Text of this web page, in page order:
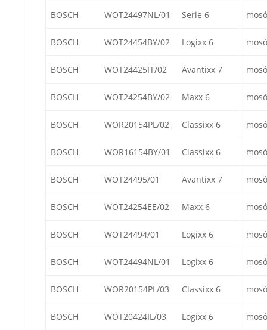
BOSCH WOT24497NL/01 Serie 6
BOSCH WOT24454BY/02 Logixx 6
BOSCH WOT24425IT/02 Avantixx 7
BOSCH WOT24254BY/02 Maxx 6
BOSCH WOR20154PL/02 Classixx 6
BOSCH WOR16154BY/01 Classixx 6
BOSCH WOT24495/01 Avantixx 7
BOSCH WOT24254EE/02 Maxx 6
BOSCH WOT24494/01 Logixx 6
BOSCH WOT24494NL/01 Logixx 6
BOSCH WOR20154PL/03 Classixx 6
BOSCH WOT20424IL/03 Logixx 6